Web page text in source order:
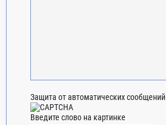
Защита от автоматических сообщений
Введите слово на картинке